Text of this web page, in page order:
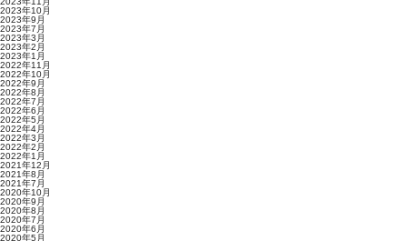
2023年10月
2023年9月
2023年7月
2023年3月
2023年2月
2023年1月
2022年11月
2022年10月
2022年9月
2022年8月
2022年7月
2022年6月
2022年5月
2022年4月
2022年3月
2022年2月
2022年1月
2021年12月
2021年8月
2021年7月
2020年10月
2020年9月
2020年8月
2020年7月
2020年6月
2020年5月